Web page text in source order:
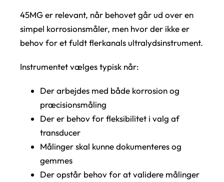
45MG er relevant, når behovet går ud over en
simpel korrosionsmåler, men hvor der ikke er
behov for et fuldt flerkanals ultralydsinstrument.
Instrumentet vælges typisk når:
Der arbejdes med både korrosion og
præcisionsmåling
Der er behov for fleksibilitet i valg af
transducer
Målinger skal kunne dokumenteres og
gemmes
Der opstår behov for at validere målinger